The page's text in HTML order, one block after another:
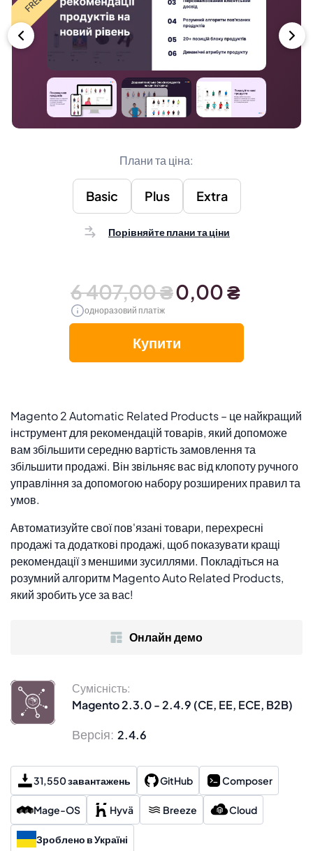
Magento 2 Automatic Related Products – це найкращий
інструмент для рекомендацій товарів, який допоможе
вам збільшити середню вартість замовлення та
збільшити продажі. Він звільняє вас від клопоту ручного
управління за допомогою набору розширених правил та
умов.
Автоматизуйте свої пов'язані товари, перехресні
продажі та додаткові продажі, щоб показувати кращі
рекомендації з меншими зусиллями. Покладіться на
розумний алгоритм Magento Auto Related Products,
який зробить усе за вас!
Плани та ціна:
Basic Plus Extra
Порівняйте плани та ціни
6 407,00 ₴0,00 ₴
одноразовий платіж
Купити
Онлайн демо
Сумісність:
Magento 2.3.0 - 2.4.9 (CE, EE, ECE, B2B)
Версія: 2.4.6
31,550 завантажень GitHub Composer
Mage-OS Hyvä Breeze Cloud
Зроблено в Україні